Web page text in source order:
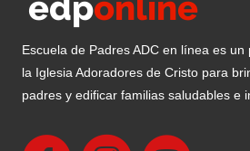
finanzas
Escuela de Padres ADC en línea es
la Iglesia Adoradores de Cristo para
padres y edificar familias saludables e